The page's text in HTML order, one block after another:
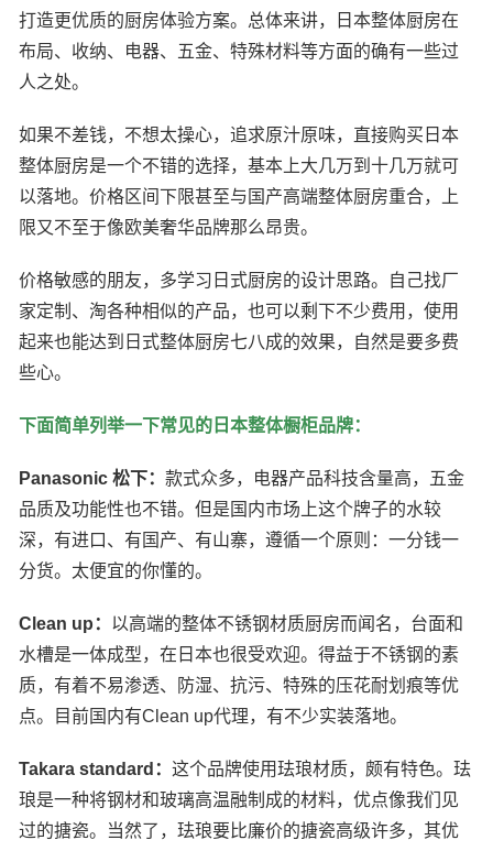
打造更优质的厨房体验方案。总体来讲，日本整体厨房在
布局、收纳、电器、五金、特殊材料等方面的确有一些过
人之处。
如果不差钱，不想太操心，追求原汁原味，直接购买日本
整体厨房是一个不错的选择，基本上大几万到十几万就可
以落地。价格区间下限甚至与国产高端整体厨房重合，上
限又不至于像欧美奢华品牌那么昂贵。
价格敏感的朋友，多学习日式厨房的设计思路。自己找厂
家定制、淘各种相似的产品，也可以剩下不少费用，使用
起来也能达到日式整体厨房七八成的效果，自然是要多费
些心。
下面简单列举一下常见的日本整体橱柜品牌：
Panasonic 松下：款式众多，电器产品科技含量高，五金
品质及功能性也不错。但是国内市场上这个牌子的水较
深，有进口、有国产、有山寨，遵循一个原则：一分钱一
分货。太便宜的你懂的。
Clean up： 以高端的整体不锈钢材质厨房而闻名，台面和
水槽是一体成型，在日本也很受欢迎。得益于不锈钢的素
质，有着不易渗透、防湿、抗污、特殊的压花耐划痕等优
点。目前国内有Clean up代理，有不少实装落地。
Takara standard：这个品牌使用珐琅材质，颇有特色。珐
琅是一种将钢材和玻璃高温融制成的材料，优点像我们见
过的搪瓷。当然了，珐琅要比廉价的搪瓷高级许多，其优